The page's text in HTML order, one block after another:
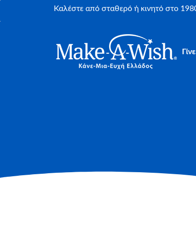
Καλέστε από σταθερό ή κινητό στο